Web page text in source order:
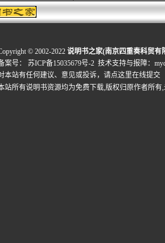
© 2002-2022 说明书之家(南京四重奏科贸有
案号：
苏ICP备15035679号-2 技术支持与报障：
本站有任何建议、意见或投诉， 请点这里在线提交
站所有说明书资源均为免费下载,版权归原作者所